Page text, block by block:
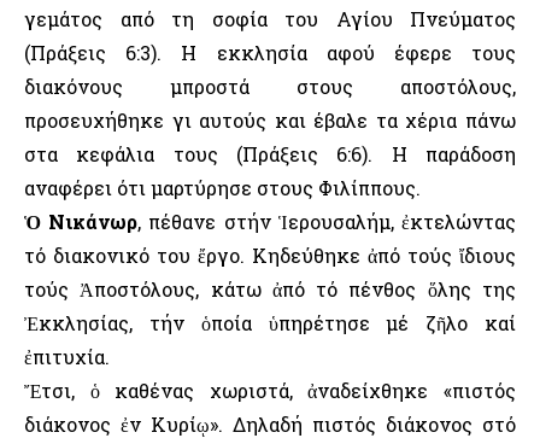
γεμάτος από τη σοφία του Αγίου Πνεύματος
(Πράξεις 6:3). Η εκκλησία αφού έφερε τους
διακόνους μπροστά στους αποστόλους,
προσευχήθηκε γι αυτούς και έβαλε τα χέρια πάνω
στα κεφάλια τους (Πράξεις 6:6). Η παράδοση
αναφέρει ότι μαρτύρησε στους Φιλίππους.
Ὁ Νικάνωρ, πέθανε στήν Ἱερουσαλήμ, ἐκτελώντας
τό διακονικό του ἔργο. Κηδεύθηκε ἀπό τούς ἴδιους
τούς Ἀποστόλους, κάτω ἀπό τό πένθος ὅλης της
Ἐκκλησίας, τήν ὁποία ὑπηρέτησε μέ ζῆλο καί
ἐπιτυχία.
Ἔτσι, ὁ καθένας χωριστά, ἀναδείχθηκε «πιστός
διάκονος ἐν Κυρίῳ». Δηλαδή πιστός διάκονος στό